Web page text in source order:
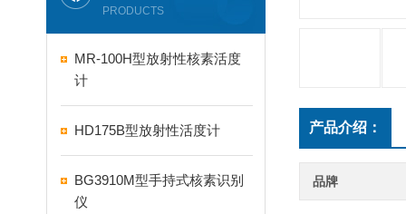
PRODUCTS
MR-100H型放射性核素活度
计
HD175B型放射性活度计
BG3910M型手持式核素识别
仪
产品介绍：
品牌